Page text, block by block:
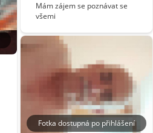
Mám zájem se poznávat se
všemi
Fotka dostupná po přihlášení